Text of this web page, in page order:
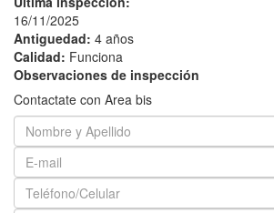
16/11/2025
Antiguedad: 4 años
Calidad: Funciona
Observaciones de inspección
Contactate con Area bis